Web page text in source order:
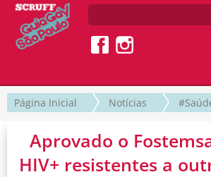
Página Inicial Notícias
Aprovado o
HIV+ resistentes a